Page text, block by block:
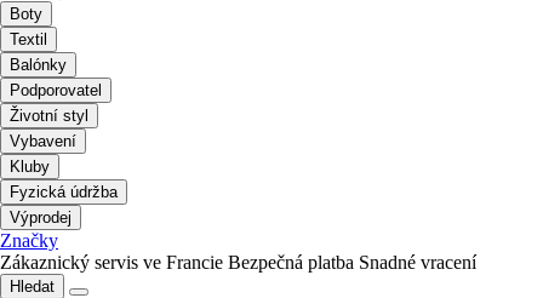
Boty
Textil
Balónky
Podporovatel
Životní styl
Vybavení
Kluby
Fyzická údržba
Výprodej
Značky
Zákaznický servis ve Francie Bezpečná platba Snadné vracení
Hledat